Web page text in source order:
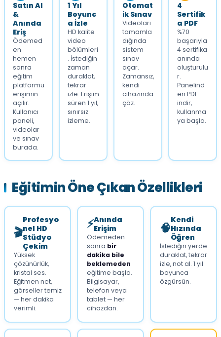
Satın Al
&
Anında
Eriş
Ödemed
en
hemen
sonra
eğitim
platformu
erişimin
açılır.
Kullanıcı
paneli,
videolar
ve sınav
burada.
1 Yıl
Boyunc
a İzle
HD kalite
video
bölümleri
. İstediğin
zaman
duraklat,
tekrar
izle. Erişim
süren 1 yıl,
sınırsız
izleme.
Otomat
ik Sınav
Videoları
tamamla
dığında
sistem
sınav
açar.
Zamansız,
kendi
cihazında
çöz.
4
Sertifik
a PDF
%70
başarıyla
4 sertifika
anında
oluşturulu
r.
Panelind
en PDF
indir,
kullanma
ya başla.
Eğitimin Öne Çıkan Özellikleri
🎬
Profesyo
nel HD
Stüdyo
Çekim
Yüksek
çözünürlük,
kristal ses.
Eğitmen net,
görseller temiz
— her dakika
verimli.
⚡Anında
Erişim
Ödemeden
sonra bir
dakika bile
beklemeden
eğitime başla.
Bilgisayar,
telefon veya
tablet — her
cihazdan.
🧠
Kendi
Hızında
Öğren
İstediğin yerde
duraklat, tekrar
izle, not al. 1 yıl
boyunca
özgürsün.